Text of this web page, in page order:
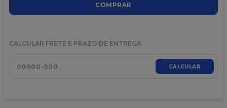
COMPRAR
CALCULAR FRETE E PRAZO DE ENTREGA
CALCULAR